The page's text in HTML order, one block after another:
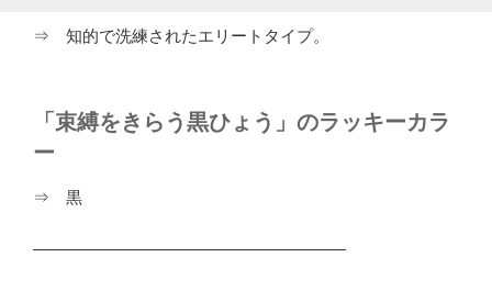
⇒ 知的で洗練されたエリートタイプ。
「束縛をきらう黒ひょう」のラッキーカラ
ー
⇒ 黒
―――――――――――――――――――